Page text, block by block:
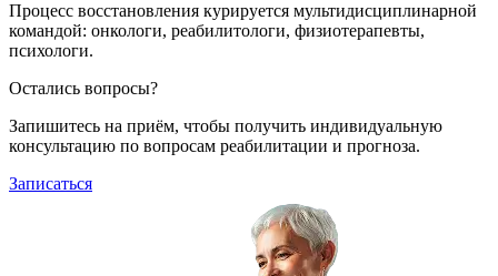
Процесс восстановления курируется мультидисциплинарной
командой: онкологи, реабилитологи, физиотерапевты,
психологи.
Остались вопросы?
Запишитесь на приём, чтобы получить индивидуальную
консультацию по вопросам реабилитации и прогноза.
Записаться